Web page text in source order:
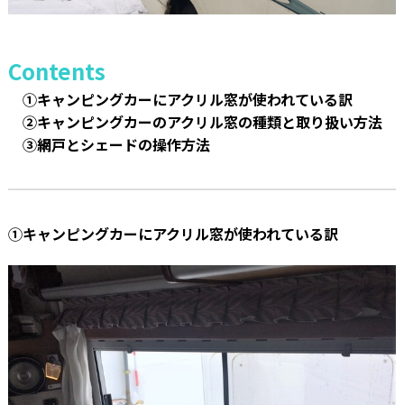
Contents
①キャンピングカーにアクリル窓が使われている訳
②キャンピングカーのアクリル窓の種類と取り扱い方法
③網戸とシェードの操作方法
①キャンピングカーにアクリル窓が使われている訳